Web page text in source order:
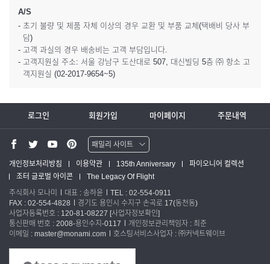
A/S
- 초기 불량 및 제품 자체 이상의 경우 교환 및 부품 교체(택배비 당사 부
담)
- 고객 과실의 경우 배송비는 고객 부담입니다.
- 고객지원실 주소: 서울 강남구 도산대로 507, 대신빌딩 5층 ㈜ 항소 고
객지원실 (02-2017-9654~5)
로그인 회원가입 마이페이지 주문내역
패밀리 사이트
워터맨 쇼핑몰
파카 글로벌
개인정보처리방침 이용약관 135th Anniversary
파이오니어 컬렉션
조터 글로벌 아이콘
The Legacy Of Flight
주식회사 모나미
대표 : 송하윤
TEL : 02-554-0911
FAX : 02-554-4828
경기도 용인시 수지구 손곡로 17(동천동)
사업자등록번호 : 120-81-08227 [사업자정보확인]
통신판매 번호 : 2008-용인수지-0117
개인정보관리책임자 : 최준
이메일 : master@monami.com
호스팅서비스사업자 : ㈜커넥트웨이브